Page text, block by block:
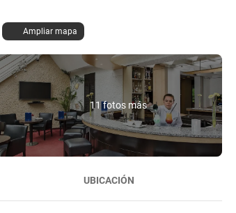
Ampliar mapa
11 fotos más
UBICACIÓN